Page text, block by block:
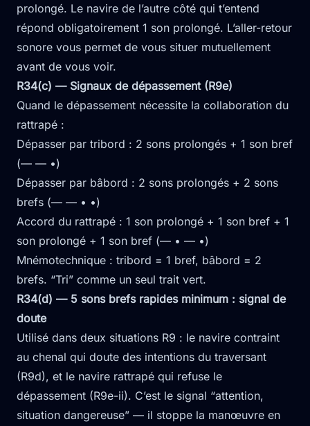
prolongé. Le navire de l’autre côté qui t’entend
répond obligatoirement 1 son prolongé. L’aller-retour
sonore vous permet de vous situer mutuellement
avant de vous voir.
R34(c) — Signaux de dépassement (R9e)
Quand le dépassement nécessite la collaboration du
rattrapé :
Dépasser par tribord : 2 sons prolongés + 1 son bref
(— — •)
Dépasser par bâbord : 2 sons prolongés + 2 sons
brefs (— — • •)
Accord du rattrapé : 1 son prolongé + 1 son bref + 1
son prolongé + 1 son bref (— • — •)
Mnémotechnique : tribord = 1 bref, bâbord = 2
brefs. “Tri” comme un seul trait vert.
R34(d) — 5 sons brefs rapides minimum : signal de
doute
Utilisé dans deux situations R9 : le navire contraint
au chenal qui doute des intentions du traversant
(R9d), et le navire rattrapé qui refuse le
dépassement (R9e-ii). C’est le signal “attention,
situation dangereuse” — il stoppe la manœuvre en